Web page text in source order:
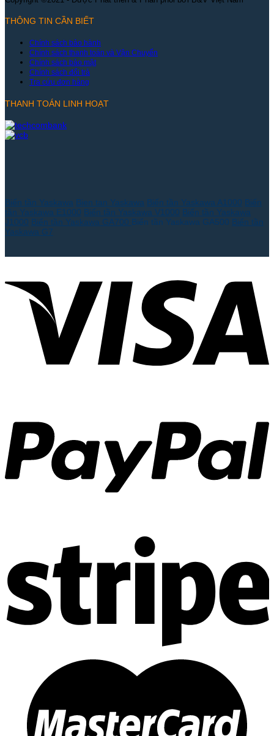
THÔNG TIN CẦN BIẾT
Chính sách bảo hành
Chính sách thanh toán và Vận Chuyển
Chính sách bảo mật
Chính sách đổi trả
Tra cứu đơn hàng
THANH TOÁN LINH HOẠT
Biến tần Yaskawa Bien tan Yaskawa Biến tần Yaskawa A1000 Biến
tần Yaskawa E1000 Biến tần Yaskawa V1000 Biến tần Yaskawa
J1000 Biến tần Yaskawa GA700 Biến tần Yaskawa GA500 Biến tần
Yaskawa G7